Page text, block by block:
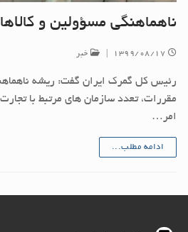
ناهماهنگی مسؤولین و
۱۳۹۹/۰۸/۱۷ خبر
رئیس کل گمرک ایران گفت: ریشه
مقررات، تعدد سازمان های مرتبط با
امر…
ادامه مطلب...